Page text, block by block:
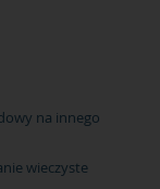
na innego
wieczyste